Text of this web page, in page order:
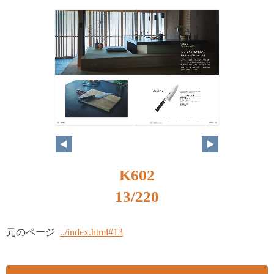
K602
13/220
元のページ ../index.html#13